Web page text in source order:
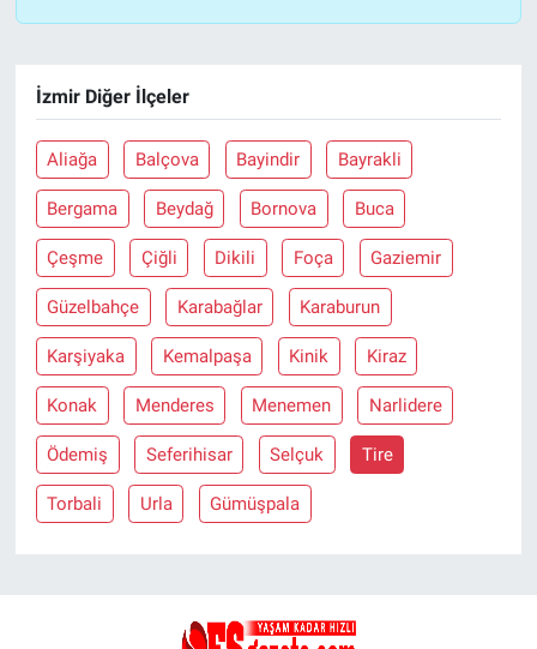
İzmir Diğer İlçeler
Aliağa Balçova Bayindir Bayrakli
Bergama Beydağ Bornova Buca
Çeşme Çiğli Dikili Foça Gaziemir
Güzelbahçe Karabağlar Karaburun
Karşiyaka Kemalpaşa Kinik Kiraz
Konak Menderes Menemen Narlidere
Ödemiş Seferihisar Selçuk Tire
Torbali Urla Gümüşpala